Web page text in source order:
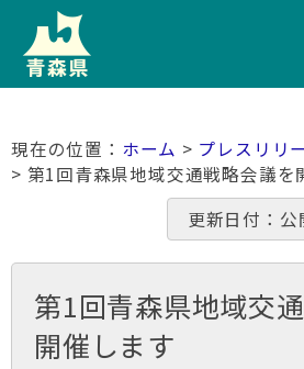
ホーム > プレスリリ
> 第1回青森県地域交通戦略会議を
更新日付：
第1回青森県地域交
開催します